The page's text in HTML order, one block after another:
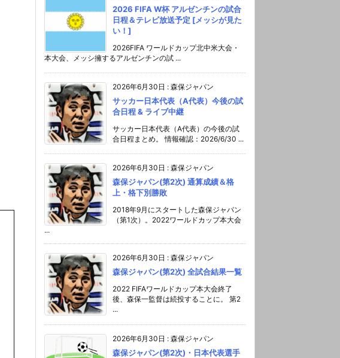
2026 FIFA W杯 アルゼンチンの試合
日程＆テレビ放送予定 [メッシが見た
い！]
2026FIFA ワールドカップ北中米大会・
本大会、メッシ擁するアルゼンチンの試 ...
2026年6月30日 : 森保ジャパン
サッカー日本代表（A代表）今後の試
合日程 & ライブ中継
サッカー日本代表（A代表）の今後の試
合日程まとめ。 情報確認：2026/6/30 ...
2026年6月30日 : 森保ジャパン
森保ジャパン(第2次) 通算成績＆格
上・格下別勝敗
2018年9月にスタートした森保ジャパン
（第1次）。2022ワールドカップ本大会
...
2026年6月30日 : 森保ジャパン
森保ジャパン(第2次) 全試合結果一覧
2022 FIFAワールドカップ本大会終了
後、森保一監督は続投することに。 第2
...
2026年6月30日 : 森保ジャパン
森保ジャパン(第2次)・日本代表選手